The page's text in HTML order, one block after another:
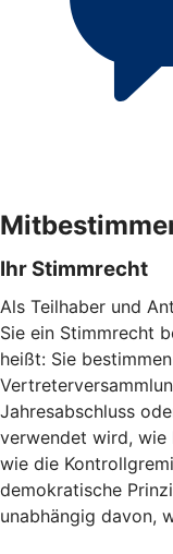
Ihr Stimmrecht
Als Teilhaber und
Sie ein Stimmrecht
heißt: Sie
Jahresabschluss
verwendet wird, wie
wie die
demokratische
unabhängig davon,